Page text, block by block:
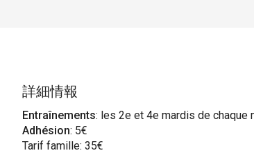
詳細情報
Entraînements: les 2e et 4e mardis de chaque
Adhésion: 5€
Tarif famille: 35€